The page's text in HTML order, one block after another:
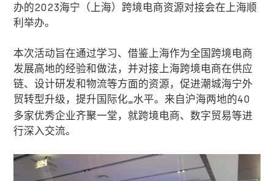
办的2023海宁（上海）跨境电商资源对接会在上海顺
利举办。
本次活动旨在通过学习、借鉴上海作为全国跨境电商
发展高地的经验和做法，并对接上海跨境电商在供应
链、设计研发和物流等方面的资源，促进潮城海宁外
贸转型升级，提升国际化=水平。来自沪海两地的40
多家优秀企业齐聚一堂，就跨境电商、数字贸易等进
行深入交流。